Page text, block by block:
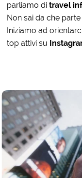
parliamo ditravel
Non sai da che
Iniziamo ad
top attivi su